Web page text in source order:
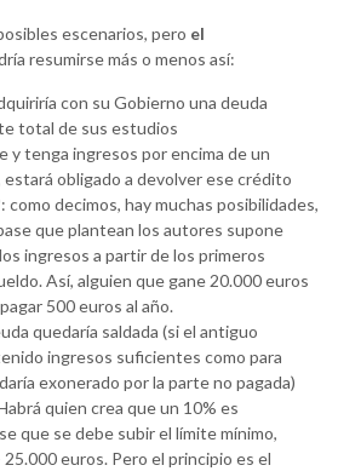
escenarios, pero el
resumirse más o menos así:
con su Gobierno una deuda
total de sus estudios
y tenga ingresos por encima de un
obligado a devolver ese crédito
como decimos, hay muchas posibilidades,
que plantean los autores supone
ingresos a partir de los primeros
Así, alguien que gane 20.000 euros
500 euros al año.
quedaría saldada (si el antiguo
ingresos suficientes como para
exonerado por la parte no pagada)
quien crea que un 10% es
que se debe subir el límite mínimo,
euros. Pero el principio es el